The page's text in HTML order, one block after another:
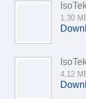
1,30
4,12